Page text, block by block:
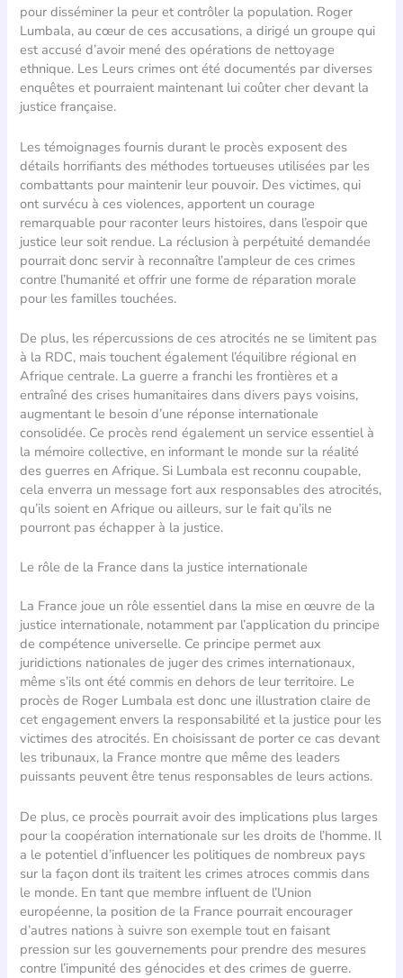
pour disséminer la peur et contrôler la population. Roger
Lumbala, au cœur de ces accusations, a dirigé un groupe qui
est accusé d’avoir mené des opérations de nettoyage
ethnique. Les Leurs crimes ont été documentés par diverses
enquêtes et pourraient maintenant lui coûter cher devant la
justice française.
Les témoignages fournis durant le procès exposent des
détails horrifiants des méthodes tortueuses utilisées par les
combattants pour maintenir leur pouvoir. Des victimes, qui
ont survécu à ces violences, apportent un courage
remarquable pour raconter leurs histoires, dans l’espoir que
justice leur soit rendue. La réclusion à perpétuité demandée
pourrait donc servir à reconnaître l’ampleur de ces crimes
contre l’humanité et offrir une forme de réparation morale
pour les familles touchées.
De plus, les répercussions de ces atrocités ne se limitent pas
à la RDC, mais touchent également l’équilibre régional en
Afrique centrale. La guerre a franchi les frontières et a
entraîné des crises humanitaires dans divers pays voisins,
augmentant le besoin d’une réponse internationale
consolidée. Ce procès rend également un service essentiel à
la mémoire collective, en informant le monde sur la réalité
des guerres en Afrique. Si Lumbala est reconnu coupable,
cela enverra un message fort aux responsables des atrocités,
qu’ils soient en Afrique ou ailleurs, sur le fait qu’ils ne
pourront pas échapper à la justice.
Le rôle de la France dans la justice internationale
La France joue un rôle essentiel dans la mise en œuvre de la
justice internationale, notamment par l’application du principe
de compétence universelle. Ce principe permet aux
juridictions nationales de juger des crimes internationaux,
même s’ils ont été commis en dehors de leur territoire. Le
procès de Roger Lumbala est donc une illustration claire de
cet engagement envers la responsabilité et la justice pour les
victimes des atrocités. En choisissant de porter ce cas devant
les tribunaux, la France montre que même des leaders
puissants peuvent être tenus responsables de leurs actions.
De plus, ce procès pourrait avoir des implications plus larges
pour la coopération internationale sur les droits de l’homme. Il
a le potentiel d’influencer les politiques de nombreux pays
sur la façon dont ils traitent les crimes atroces commis dans
le monde. En tant que membre influent de l’Union
européenne, la position de la France pourrait encourager
d’autres nations à suivre son exemple tout en faisant
pression sur les gouvernements pour prendre des mesures
contre l’impunité des génocides et des crimes de guerre.